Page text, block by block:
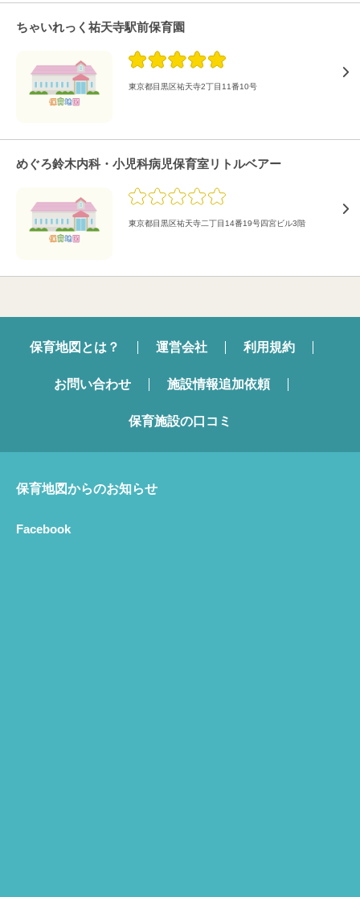
ちゃいれっく祐天寺駅前保育園
東京都目黒区祐天寺2丁目11番10号
めぐろ鈴木内科・小児科病児保育室リトルベアー
東京都目黒区祐天寺二丁目14番19号四宮ビル3階
保育地図とは？ 運営会社 利用規約
お問い合わせ 施設情報追加依頼
保育施設の口コミ
保育地図からのお知らせ
Facebook